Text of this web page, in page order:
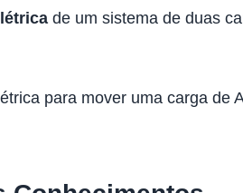
de um sistema de duas
para mover uma carga de